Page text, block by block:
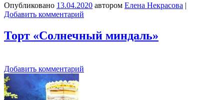
Опубликовано 13.04.2020 автором Елена Некрасова |
Добавить комментарий
Торт «Солнечный миндаль»
Добавить комментарий